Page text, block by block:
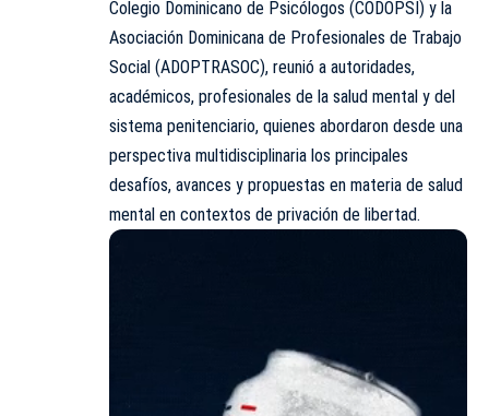
Colegio Dominicano de Psicólogos (CODOPSI) y la
Asociación Dominicana de Profesionales de Trabajo
Social (ADOPTRASOC), reunió a autoridades,
académicos, profesionales de la salud mental y del
sistema penitenciario, quienes abordaron desde una
perspectiva multidisciplinaria los principales
desafíos, avances y propuestas en materia de salud
mental en contextos de privación de libertad.